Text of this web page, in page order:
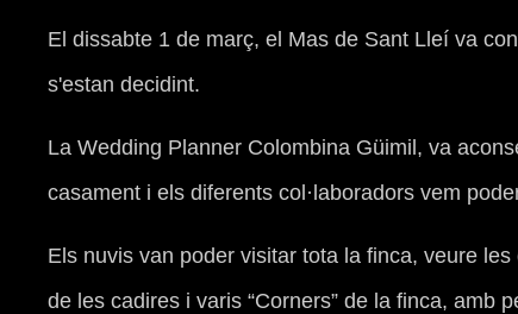
El dissabte 1 de març, el Mas de Sant Lleí va
s'estan decidint.
La Wedding Planner Colombina Güimil, va
casament i els diferents col·laboradors vem
Els nuvis van poder visitar tota la finca, veure
de les cadires i varis “Corners” de la finca, amb